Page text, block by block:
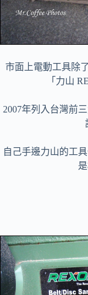
市面上電動工具除
「力山
2007年列入台灣前
自己手邊力山的工